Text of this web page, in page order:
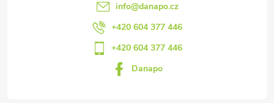
info@danapo.cz
+420 604 377 446
+420 604 377 446
Danapo